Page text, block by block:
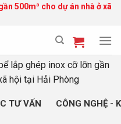
500m³ cho dự án nhà ở xã
lắp ghép inox cỡ lỡn gần
hội tại Hải Phòng
TƯ VẤN CÔNG NGHỆ -